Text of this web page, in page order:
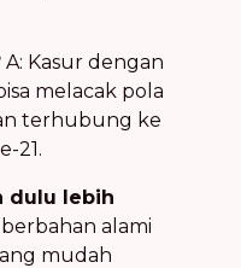
A: Kasur dengan
melacak pola
terhubung ke
21.
dulu lebih
alami
mudah